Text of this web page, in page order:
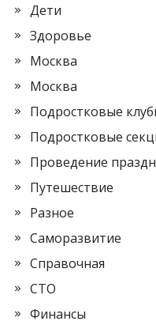
Дети
Здоровье
Москва
Москва
Подростковые
Подростковые
Проведение
Путешествие
Разное
Саморазвитие
Справочная
СТО
Финансы